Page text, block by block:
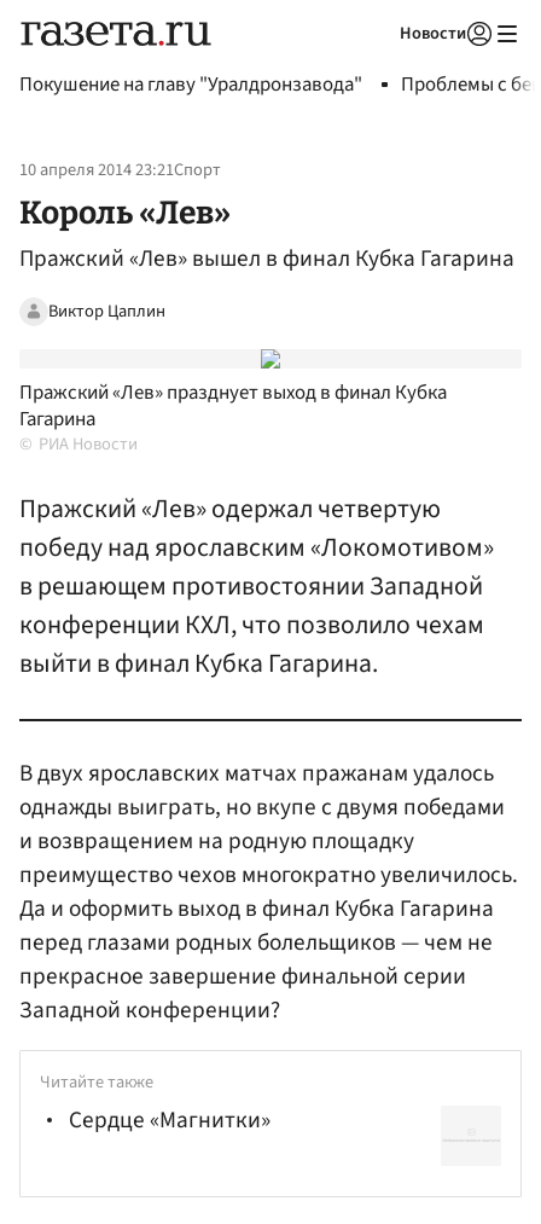
Новости
Покушение на главу "Уралдронзавода" Проблемы с
10 апреля 2014 23:21Спорт
Король «Лев»
Пражский «Лев» вышел в финал Кубка Гагарина
Виктор Цаплин
Пражский «Лев» празднует выход в финал Кубка
Гагарина
РИА Новости
Пражский «Лев» одержал четвертую
победу над ярославским «Локомотивом»
в решающем противостоянии Западной
конференции КХЛ, что позволило чехам
выйти в финал Кубка Гагарина.
В двух ярославских матчах пражанам удалось
однажды выиграть, но вкупе с двумя победами
и возвращением на родную площадку
преимущество чехов многократно увеличилось.
Да и оформить выход в финал Кубка Гагарина
перед глазами родных болельщиков — чем не
прекрасное завершение финальной серии
Западной конференции?
Читайте также
Сердце «Магнитки»